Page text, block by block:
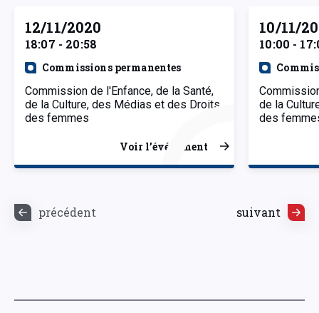
12/11/2020
18:07 - 20:58
Commissions permanentes
Commission de l'Enfance, de la Santé,
de la Culture, des Médias et des Droits
des femmes
Voir l’événement
10/11/
10:00 -
de la
des
précédent suivant